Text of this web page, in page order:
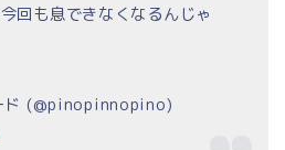
回も息できなくなるんじゃ
ド (@pinopinnopino)